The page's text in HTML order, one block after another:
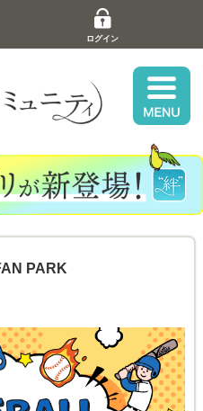
ログイン
PARK